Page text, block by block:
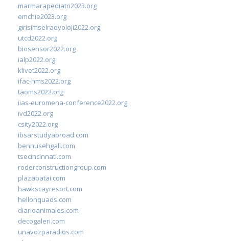
marmarapediatri2023.org
emchie2023.org
girisimselradyoloji2022.org
utcd2022.org
biosensor2022.org
ialp2022.org
klivet2022.org
ifac-hms2022.org
taoms2022.org
iias-euromena-conference2022.org
ivd2022.org
csity2022.org
ibsarstudyabroad.com
bennusehgall.com
tsecincinnati.com
roderconstructiongroup.com
plazabatai.com
hawkscayresort.com
hellonquads.com
diarioanimales.com
decogaleri.com
unavozparadios.com